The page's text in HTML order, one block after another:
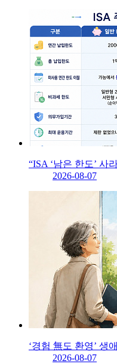
“ISA ‘남은 한도’ 사
2026-08-07
‘경험 無도 환영’ 생
2026-08-07